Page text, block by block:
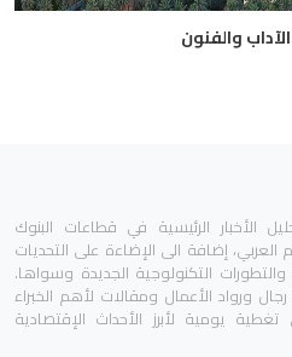
والفنون
الأخبار الرئيسية في قطاعات البنوك
العربي، إضافة الى الإضاءة على التحديات
التكنولوجية الجديدة وسواها.
ورواد الأعمال ومقالات لأهم الخبراء
يومية لأبرز الأحداث الإقتصادية